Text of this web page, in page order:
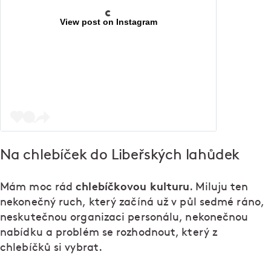
View post on Instagram
Na chlebíček do Libeřských lahůdek
Mám moc rádchlebíčkovou kulturu. Miluju ten
nekonečný ruch, který začíná už v půl sedmé ráno,
neskutečnou organizaci personálu, nekonečnou
nabídku a problém se rozhodnout, který z
chlebíčků si vybrat.